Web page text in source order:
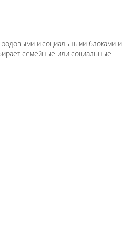
родовыми и социальными блоками и
семейные или социальные